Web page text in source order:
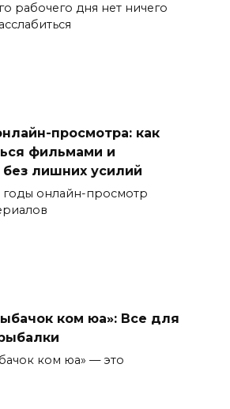
рабочего дня нет ничего
просмотра: как
фильмами и
лишних усилий
онлайн-просмотр
ком юа»: Все для
ком юа» — это